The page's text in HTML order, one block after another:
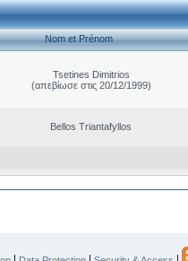
Nom et Prénom
Tsetines Dimitrios
(απεβίωσε στις 20/12/1999)
Bellos Triantafyllos
| | |